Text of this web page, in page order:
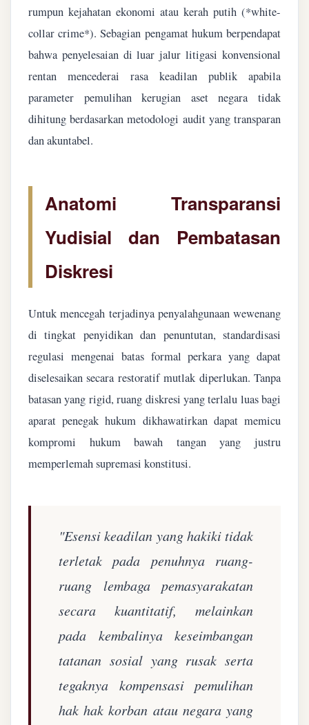
rumpun kejahatan ekonomi atau kerah putih (*white-
collar crime*). Sebagian pengamat hukum berpendapat
bahwa penyelesaian di luar jalur litigasi konvensional
rentan mencederai rasa keadilan publik apabila
parameter pemulihan kerugian aset negara tidak
dihitung berdasarkan metodologi audit yang transparan
dan akuntabel.
Anatomi Transparansi
Yudisial dan Pembatasan
Diskresi
Untuk mencegah terjadinya penyalahgunaan wewenang
di tingkat penyidikan dan penuntutan, standardisasi
regulasi mengenai batas formal perkara yang dapat
diselesaikan secara restoratif mutlak diperlukan. Tanpa
batasan yang rigid, ruang diskresi yang terlalu luas bagi
aparat penegak hukum dikhawatirkan dapat memicu
kompromi hukum bawah tangan yang justru
memperlemah supremasi konstitusi.
"Esensi keadilan yang hakiki tidak
terletak pada penuhnya ruang-
ruang lembaga pemasyarakatan
secara kuantitatif, melainkan
pada kembalinya keseimbangan
tatanan sosial yang rusak serta
tegaknya kompensasi pemulihan
hak hak korban atau negara yang